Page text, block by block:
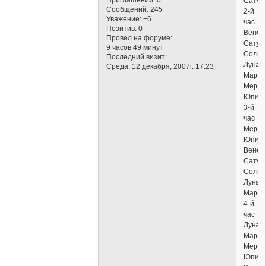
Сообщений: 245
Уважение: +6
Позитив: 0
Провел на форуме:
9 часов 49 минут
Последний визит:
Среда, 12 декабря, 2007г. 17:23
2-й
час
Луна
Марс
3-й
час
Луна
Марс
4-й
час
Луна
Марс